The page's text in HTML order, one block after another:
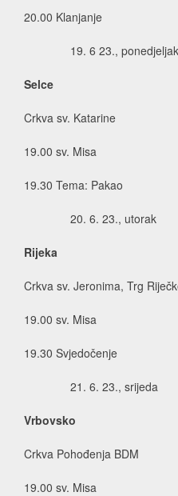
20.00 Klanjanje
6 23., ponedjeljak
Selce
Crkva sv. Katarine
19.00 sv. Misa
19.30 Tema: Pakao
6. 23., utorak
Rijeka
Crkva sv. Jeronima, Trg
19.00 sv. Misa
19.30 Svjedočenje
6. 23., srijeda
Vrbovsko
Crkva Pohođenja BDM
19.00 sv. Misa